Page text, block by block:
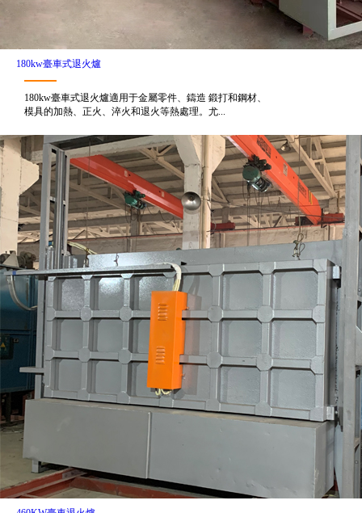
180kw臺車式退火爐
180kw臺車式退火爐適用于金屬零件、鑄造 鍛打和鋼材、
模具的加熱、正火、淬火和退火等熱處理。尤...